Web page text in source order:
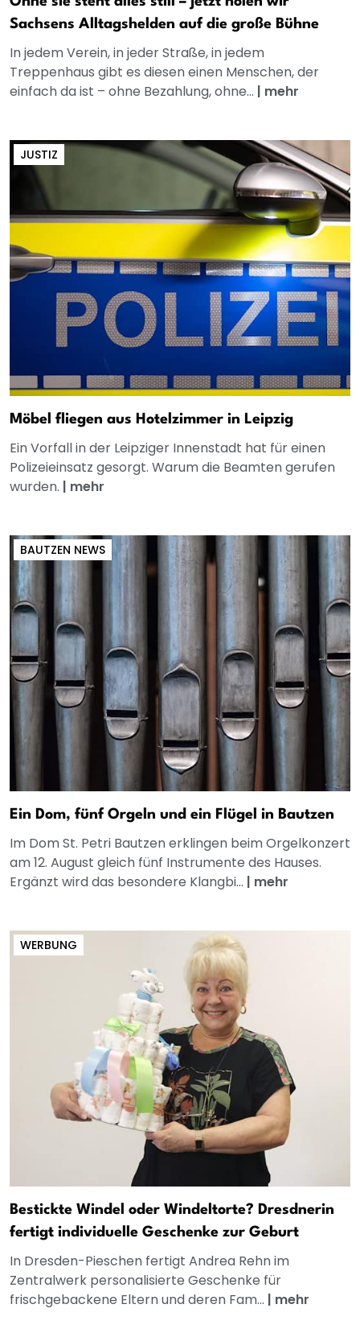
Sachsens Alltagshelden auf die große Bühne
In jedem Verein, in jeder Straße, in jedem
Treppenhaus gibt es diesen einen Menschen, der
einfach da ist – ohne Bezahlung, ohne... | mehr
JUSTIZ
Möbel fliegen aus Hotelzimmer in Leipzig
Ein Vorfall in der Leipziger Innenstadt hat für einen
Polizeieinsatz gesorgt. Warum die Beamten gerufen
wurden. | mehr
BAUTZEN NEWS
Ein Dom, fünf Orgeln und ein Flügel in Bautzen
Im Dom St. Petri Bautzen erklingen beim Orgelkonzert
am 12. August gleich fünf Instrumente des Hauses.
Ergänzt wird das besondere Klangbi... | mehr
WERBUNG
Bestickte Windel oder Windeltorte? Dresdnerin
fertigt individuelle Geschenke zur Geburt
In Dresden-Pieschen fertigt Andrea Rehn im
Zentralwerk personalisierte Geschenke für
frischgebackene Eltern und deren Fam... | mehr